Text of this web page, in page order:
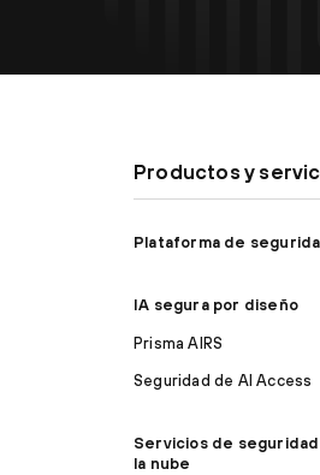
Productos y
Plataforma de
IA segura por diseño
Prisma AIRS
Seguridad de AI Access
Servicios de
la nube